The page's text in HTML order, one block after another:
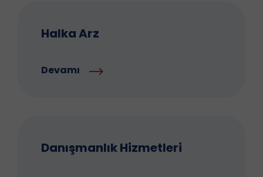
Halka Arz
Devamı
Danışmanlık Hizmetleri